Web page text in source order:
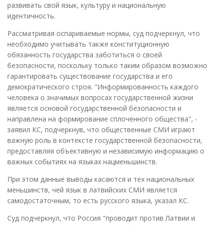
развивать свой язык, культуру и национальную
идентичность.
Рассматривая оспариваемые нормы, суд подчеркнул, что
необходимо учитывать также конституционную
обязанность государства заботиться о своей
безопасности, поскольку только таким образом возможно
гарантировать существование государства и его
демократического строя. "Информированность каждого
человека о значимых вопросах государственной жизни
является основой государственной безопасности и
направлена на формирование сплоченного общества", -
заявил КС, подчеркнув, что общественные СМИ играют
важную роль в контексте государственной безопасности,
предоставляя объективную и независимую информацию о
важных событиях на языках нацменьшинств.
При этом данные выводы касаются и тех национальных
меньшинств, чей язык в латвийских СМИ является
самодостаточным, то есть русского языка, указал КС.
Суд подчеркнул, что Россия "проводит против Латвии и